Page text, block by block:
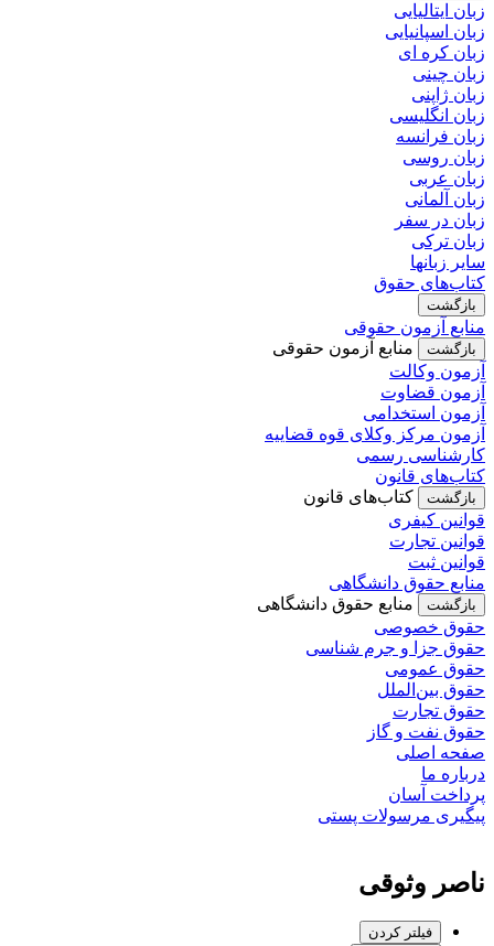
زبان ایتالیایی
زبان اسپانیایی
زبان کره ای
زبان چینی
زبان ژاپنی
زبان انگلیسی
زبان فرانسه
زبان روسی
زبان عربی
زبان آلمانی
زبان در سفر
زبان ترکی
سایر زبانها
کتاب‌های حقوق
بازگشت
منابع آزمون حقوقی
بازگشت
منابع آزمون حقوقی
آزمون وکالت
آزمون قضاوت
آزمون استخدامی
آزمون مرکز وکلای قوه قضاییه
کارشناسی رسمی
کتاب‌های قانون
بازگشت
کتاب‌های قانون
قوانین کیفری
قوانین تجارت
قوانین ثبت
منابع حقوق دانشگاهی
بازگشت
منابع حقوق دانشگاهی
حقوق خصوصی
حقوق جزا و جرم شناسی
حقوق عمومی
حقوق بین‌الملل
حقوق تجارت
حقوق نفت و گاز
صفحه اصلی
درباره ما
پرداخت آسان
پیگیری مرسولات پستی
ناصر وثوقی
فیلتر کردن